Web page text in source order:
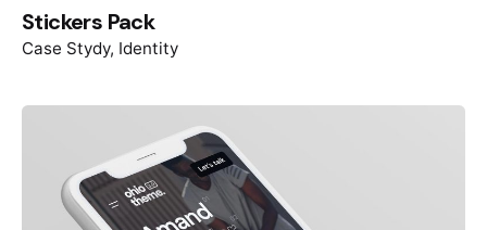
Stickers Pack
Case Stydy Identity